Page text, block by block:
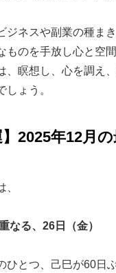
ジネスや副業の種ま
ものを手放し心と空
、瞑想し、心を調え
しょう。
】2025年12月
なる、26日（金）
ひとつ、己巳が60日